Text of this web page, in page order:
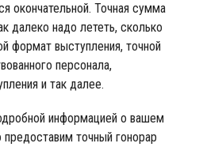
окончательной. Точная сумма
далеко надо лететь, сколько
формат выступления, точной
персонала,
и так далее.
информацией о вашем
точный гонорар